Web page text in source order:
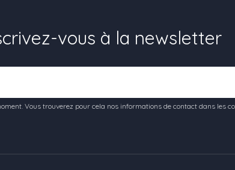
vous à la newsletter
Vous trouverez pour cela nos informations de contact dans les